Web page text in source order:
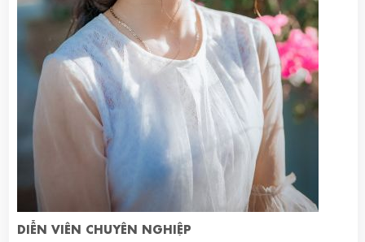
DIỄN VIÊN CHUYÊN NGHIỆP